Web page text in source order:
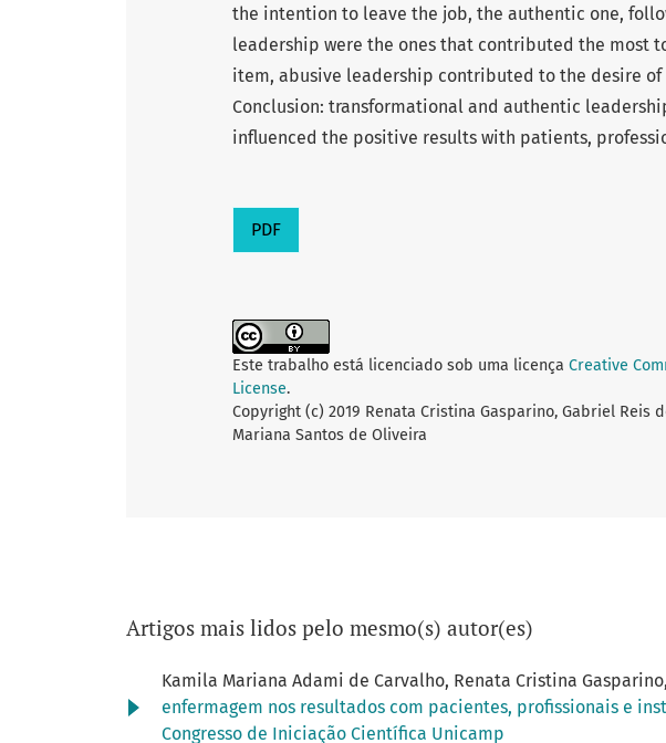
the intention to leave the job, the authentic one,
leadership were the ones that contributed the most
item, abusive leadership contributed to the desire
Conclusion: transformational and authentic
influenced the positive results with patients,
PDF
Este trabalho está licenciado sob uma licença Creative
License.
Copyright (c) 2019 Renata Cristina Gasparino, Gabriel Reis
Mariana Santos de Oliveira
Artigos mais lidos pelo mesmo(s) autor(es)
Kamila Mariana Adami de Carvalho, Renata Cristina
enfermagem nos resultados com pacientes, profissionais e
Congresso de Iniciação Científica Unicamp